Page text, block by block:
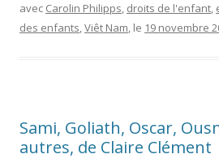
avec Carolin Philipps, droits de l'enfant,
des enfants,Viêt Nam, le 19 novembre
Sami, Goliath, Oscar,
autres, de Claire Clément